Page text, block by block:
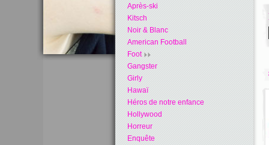
Après-ski
Kitsch
Noir & Blanc
American Football
Foot
Gangster
Girly
Hawaï
Héros de notre enfance
Hollywood
Horreur
Enquête